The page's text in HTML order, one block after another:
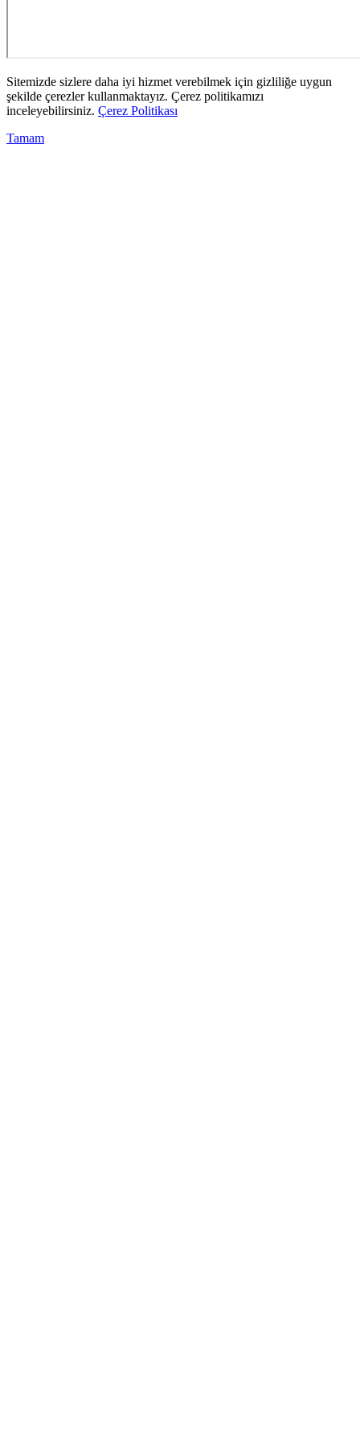
Sitemizde sizlere daha iyi hizmet verebilmek için gizliliğe uygun
şekilde çerezler kullanmaktayız. Çerez politikamızı
inceleyebilirsiniz. Çerez Politikası
Tamam